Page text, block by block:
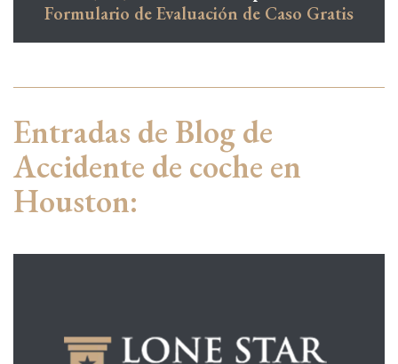
Formulario de Evaluación de Caso Gratis
Entradas de Blog de
Accidente de coche en
Houston: